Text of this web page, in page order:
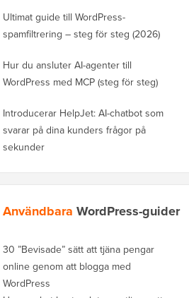
Ultimat guide till WordPress-
spamfiltrering – steg för steg (2026)
Hur du ansluter AI-agenter till
WordPress med MCP (steg för steg)
Introducerar HelpJet: AI-chatbot som
svarar på dina kunders frågor på
sekunder
Användbara WordPress-guider
30 ”Bevisade” sätt att tjäna pengar
online genom att blogga med
WordPress